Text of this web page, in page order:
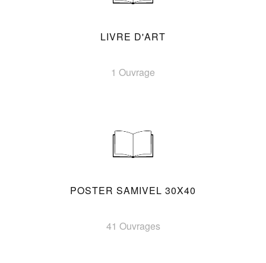
LIVRE D'ART
1 Ouvrage
POSTER SAMIVEL 30X40
41 Ouvrages